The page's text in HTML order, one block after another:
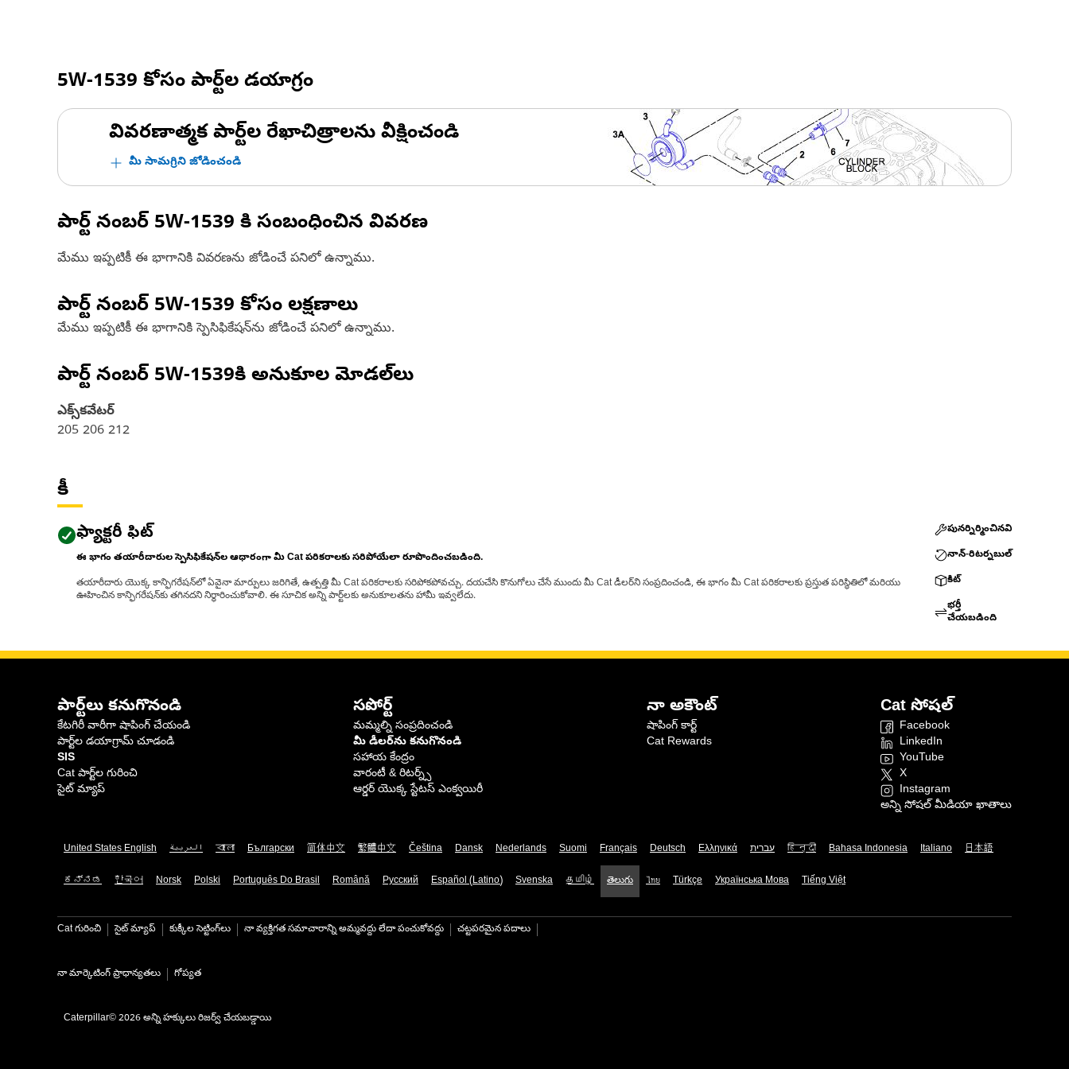
5W-1539 కోసం పార్ట్‌ల డయాగ్రం
వివరణాత్మక పార్ట్‌ల రేఖాచిత్రాలను వీక్షించండి
మీ సామగ్రిని జోడించండి
పార్ట్ నంబర్ 5W-1539 కి సంబంధించిన వివరణ
మేము ఇప్పటికీ ఈ భాగానికి వివరణను జోడించే పనిలో ఉన్నాము.
పార్ట్ నంబర్ 5W-1539 కోసం లక్షణాలు
మేము ఇప్పటికీ ఈ భాగానికి స్పెసిఫికేషన్‌ను జోడించే పనిలో ఉన్నాము.
పార్ట్ నంబర్ 5W-1539కి అనుకూల మోడల్‌లు
ఎక్స్‌కవేటర్
205 206 212
కీ
ఫ్యాక్టరీ ఫిట్
ఈ భాగం తయారీదారుల స్పెసిఫికేషన్‌ల ఆధారంగా మీ Cat పరికరాలకు సరిపోయేలా రూపొందించబడింది.
తయారీదారు యొక్క కాన్ఫిగరేషన్‌లో ఏవైనా మార్పులు జరిగితే, ఉత్పత్తి మీ Cat పరికరాలకు సరిపోకపోవచ్చు. దయచేసి కొనుగోలు చేసే ముందు మీ Cat డీలర్‌ని సంప్రదించండి, ఈ భాగం మీ Cat పరికరాలకు ప్రస్తుత పరిస్థితిలో మరియు
ఊహించిన కాన్ఫిగరేషన్‌కు తగినదని నిర్ధారించుకోవాలి. ఈ సూచిక అన్ని పార్ట్‌లకు అనుకూలతను హామీ ఇవ్వలేదు.
పునర్నిర్మించినవి
నాన్-రిటర్నబుల్
కిట్
భర్తీ
చేయబడింది
పార్ట్‌లు కనుగొనండి
కేటగిరీ వారీగా షాపింగ్ చేయండి
పార్ట్‌ల డయాగ్రామ్ చూడండి
SIS
Cat పార్ట్‌ల గురించి
సైట్ మ్యాప్
సపోర్ట్
మమ్మల్ని సంప్రదించండి
మీ డీలర్‌ను కనుగొనండి
సహాయ కేంద్రం
వారంటీ & రిటర్న్స్
ఆర్డర్ యొక్క స్టేటస్ ఎంక్వయిరీ
నా అకౌంట్
షాపింగ్ కార్ట్
Cat Rewards
Cat సోషల్
Facebook
LinkedIn
YouTube
X
Instagram
అన్ని సోషల్ మీడియా ఖాతాలు
United States English العربية বাংলা Български 简体中文 繁體中文 Čeština Dansk Nederlands Suomi Français Deutsch Ελληνικά עברית हिन्दी Bahasa Indonesia Italiano 日本語
ಕನ್ನಡ 한국어 Norsk Polski Português Do Brasil Română Русский Español (Latino) Svenska தமிழ் తెలుగు ไทย Türkçe Українська Мова Tiếng Việt
Cat గురించి సైట్ మ్యాప్ కుక్కీల సెట్టింగ్‌లు నా వ్యక్తిగత సమాచారాన్ని అమ్మవద్దు లేదా పంచుకోవద్దు చట్టపరమైన పదాలు
నా మార్కెటింగ్ ప్రాధాన్యతలు గోప్యత
Caterpillar© 2026 అన్ని హక్కులు రిజర్వ్ చేయబడ్డాయి